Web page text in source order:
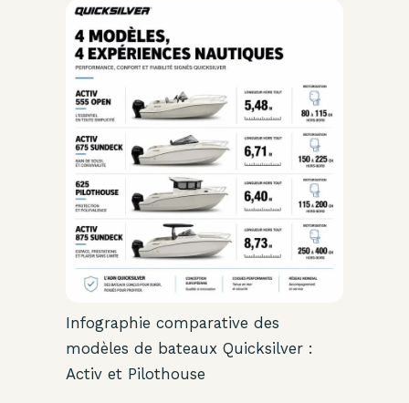
Infographie comparative des
modèles de bateaux Quicksilver :
Activ et Pilothouse